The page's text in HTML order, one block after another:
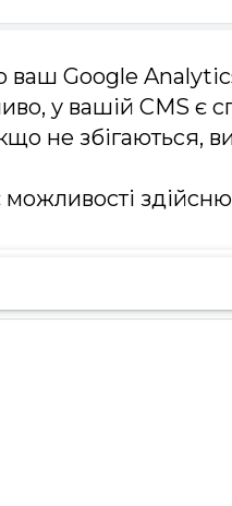
ваш Google
у вашій CMS є
не збігаються,